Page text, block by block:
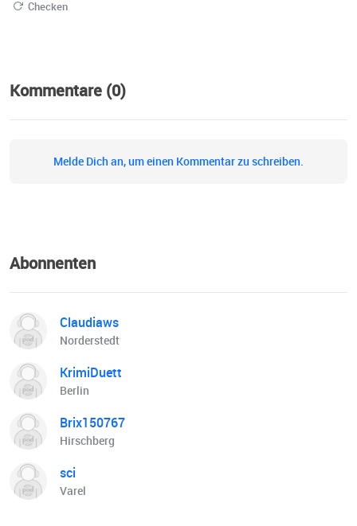
Checken
Kommentare (0)
Melde Dich an, um einen Kommentar zu schreiben.
Abonnenten
Claudiaws
Norderstedt
KrimiDuett
Berlin
Brix150767
Hirschberg
sci
Varel